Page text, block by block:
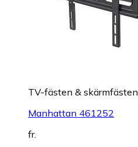
TV-fästen & skärmfästen
Manhattan 461252
fr.